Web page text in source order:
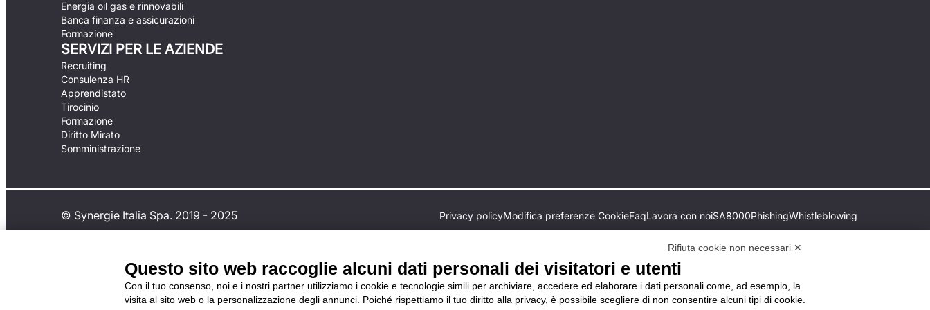
Energia oil gas e rinnovabili
Banca finanza e assicurazioni
Formazione
SERVIZI PER LE AZIENDE
Recruiting
Consulenza HR
Apprendistato
Tirocinio
Formazione
Diritto Mirato
Somministrazione
© Synergie Italia Spa. 2019 - 2025 Privacy policyModifica preferenze CookieFaqLavora con noiSA8000PhishingWhistleblowing
Rifiuta cookie non necessari ✕
Questo sito web raccoglie alcuni dati personali dei visitatori e utenti
Con il tuo consenso, noi e i nostri partner utilizziamo i cookie e tecnologie simili per archiviare, accedere ed elaborare i dati personali come, ad esempio, la
visita al sito web o la personalizzazione degli annunci. Poiché rispettiamo il tuo diritto alla privacy, è possibile scegliere di non consentire alcuni tipi di cookie.